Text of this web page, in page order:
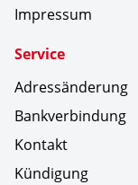
Impressum
Service
Adressänderung
Bankverbindung
Kontakt
Kündigung